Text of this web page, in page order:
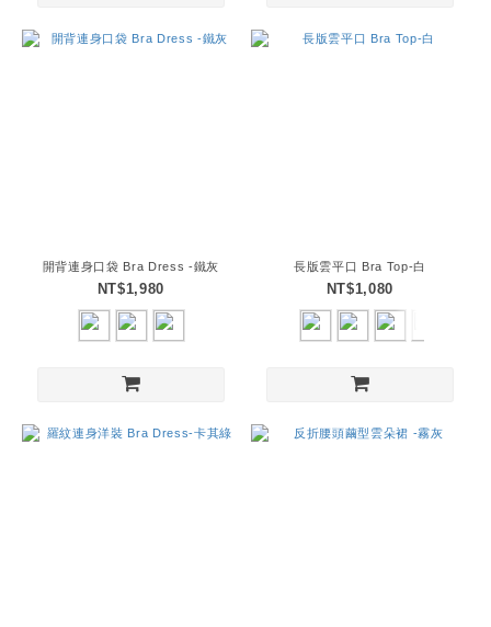
開背連身口袋 Bra Dress -鐵灰
NT$1,980
長版雲平口 Bra Top-白
NT$1,080